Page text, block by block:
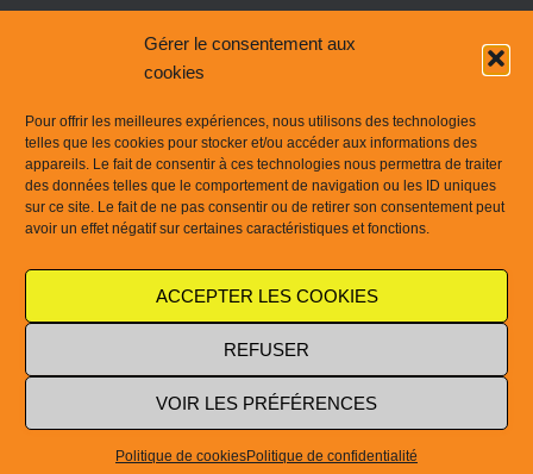
Gérer le consentement aux
cookies
Pour offrir les meilleures expériences, nous utilisons des technologies
telles que les cookies pour stocker et/ou accéder aux informations des
appareils. Le fait de consentir à ces technologies nous permettra de traiter
des données telles que le comportement de navigation ou les ID uniques
sur ce site. Le fait de ne pas consentir ou de retirer son consentement peut
avoir un effet négatif sur certaines caractéristiques et fonctions.
ACCEPTER LES COOKIES
REFUSER
VOIR LES PRÉFÉRENCES
Politique de cookiesPolitique de confidentialité
INFORMATIONS SUR LES COOKIES
MENTIONS LÉGALES
PLAN DU SITE
QUI SE CACHE DERRIÈRE CETTE WEBAGENCY LOWCOST ?
Hestia | Développé parThemeIsle